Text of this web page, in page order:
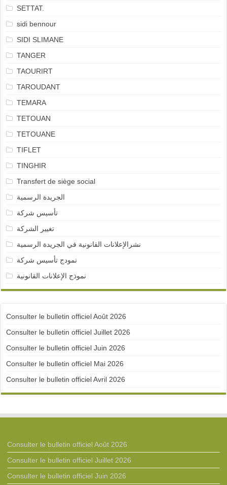
SETTAT.
sidi bennour
SIDI SLIMANE
TANGER
TAOURIRT
TAROUDANT
TEMARA
TETOUAN
TETOUANE
TIFLET
TINGHIR
Transfert de siège social
الجريدة الرسمية
تأسيس شركة
تغيير الشركة
نشرالإعلانات القانونية في الجريدة الرسمية
نمودج تأسيس شركة
نموذج الإعلانات القانونية
Consulter le bulletin officiel Août 2026
Consulter le bulletin officiel Juillet 2026
Consulter le bulletin officiel Juin 2026
Consulter le bulletin officiel Mai 2026
Consulter le bulletin officiel Avril 2026
Consulter le bulletin officiel Août 2026
Consulter le bulletin officiel Juillet 2026
Consulter le bulletin officiel Juin 2026